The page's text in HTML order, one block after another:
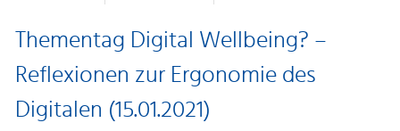
Thementag Digital Wellbeing? –
Reflexionen zur Ergonomie des
Digitalen (15.01.2021)